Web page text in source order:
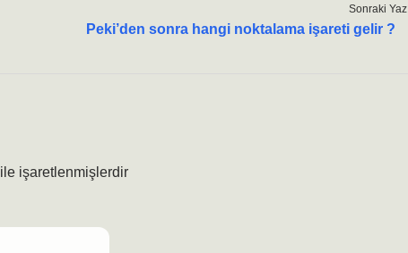
Sonraki
Peki’den sonra hangi noktalama işareti gelir ?
ile işaretlenmişlerdir